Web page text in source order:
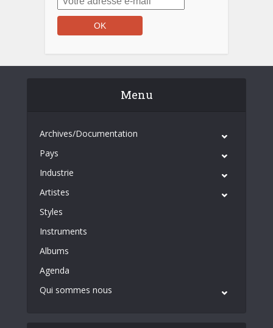
Menu
Archives/Documentation
Pays
Industrie
Artistes
Styles
Instruments
Albums
Agenda
Qui sommes nous